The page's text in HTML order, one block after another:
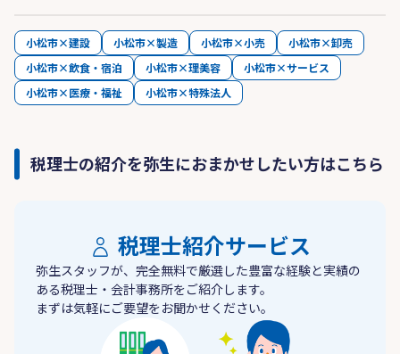
小松市×建設 小松市×製造 小松市×小売
小松市×卸売
小松市×飲食・宿泊
小松市×理美容
小松市×サービス
小松市×医療・福祉
小松市×特殊法人
税理士の紹介を弥生におまかせしたい方はこちら
税理士紹介サービス
弥生スタッフが、完全無料で厳選した豊富な経験と実績の
ある税理士・会計事務所をご紹介します。
まずは気軽にご要望をお聞かせください。